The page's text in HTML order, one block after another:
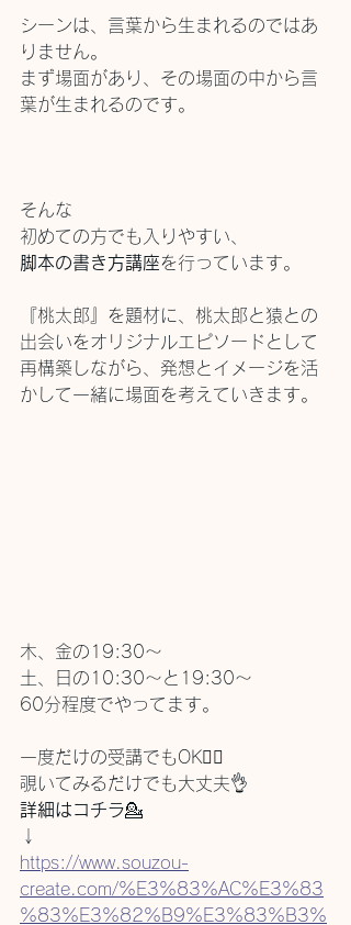
シーンは、言葉から生まれるのではあ
りません。
まず場面があり、その場面の中から言
葉が生まれるのです。
そんな
初めての方でも入りやすい、
脚本の書き方講座を行っています。
『桃太郎』を題材に、桃太郎と猿との
出会いをオリジナルエピソードとして
再構築しながら、発想とイメージを活
かして一緒に場面を考えていきます。
木、金の19:30〜
土、日の10:30〜と19:30〜
60分程度でやってます。
一度だけの受講でもOK🙆‍♀️
覗いてみるだけでも大丈夫👌
詳細はコチラ💁
↓
https://www.souzou-
create.com/%E3%83%AC%E3%83
%83%E3%82%B9%E3%83%B3%